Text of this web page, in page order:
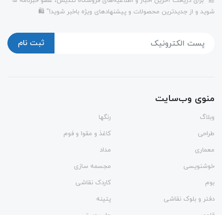
شوید و از جدیدترین محصولات و پیشنهادهای ویژه باخبر شوید!" 🛍️
ثبت نام
منوی وب‌سایت
وبلاگ
رنگها
طراحی
کاغذ و مقوا و فوم
معماری
مداد
خوشنویسی
مجسمه سازی
بوم
کاردک نقاشی
دفتر و بلوک نقاشی
پتینه